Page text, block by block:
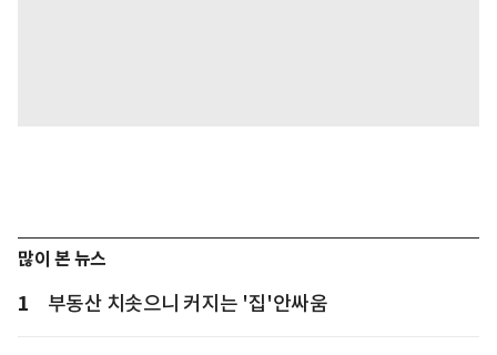
많이 본 뉴스
1 부동산 치솟으니 커지는 '집'안싸움